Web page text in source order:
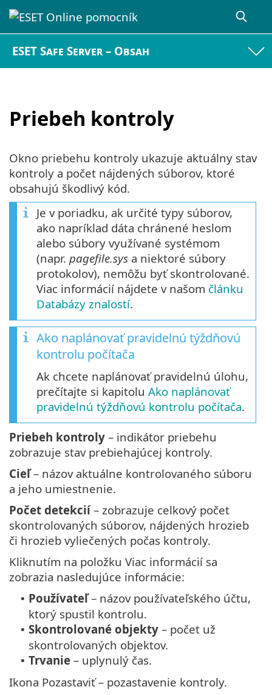
ESET Safe Server – Obsah
Priebeh kontroly
Okno priebehu kontroly ukazuje aktuálny stav
kontroly a počet nájdených súborov, ktoré
obsahujú škodlivý kód.
Je v poriadku, ak určité typy súborov,
ako napríklad dáta chránené heslom
alebo súbory využívané systémom
(napr. pagefile.sys a niektoré súbory
protokolov), nemôžu byť skontrolované.
Viac informácií nájdete v našom článku
Databázy znalostí.
Ako naplánovať pravidelnú týždňovú
kontrolu počítača
Ak chcete naplánovať pravidelnú úlohu,
prečítajte si kapitolu Ako naplánovať
pravidelnú týždňovú kontrolu počítača.
Priebeh kontroly – indikátor priebehu
zobrazuje stav prebiehajúcej kontroly.
Cieľ– názov aktuálne kontrolovaného súboru
a jeho umiestnenie.
Počet detekcií– zobrazuje celkový počet
skontrolovaných súborov, nájdených hrozieb
či hrozieb vyliečených počas kontroly.
Kliknutím na položku Viac informácií sa
zobrazia nasledujúce informácie:
• Používateľ– názov používateľského účtu,
ktorý spustil kontrolu.
• Skontrolované objekty – počet už
skontrolovaných objektov.
• Trvanie – uplynulý čas.
Ikona Pozastaviť – pozastavenie kontroly.